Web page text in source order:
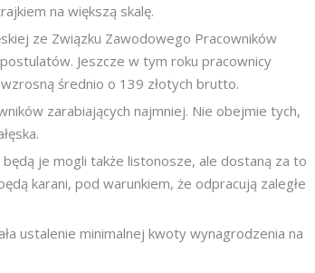
na większą skalę.
ze Związku Zawodowego Pracowników
Jeszcze w tym roku pracownicy
średnio o 139 złotych brutto.
zarabiających najmniej. Nie obejmie tych,
je mogli także listonosze, ale dostaną za to
karani, pod warunkiem, że odpracują zaległe
ustalenie minimalnej kwoty wynagrodzenia na